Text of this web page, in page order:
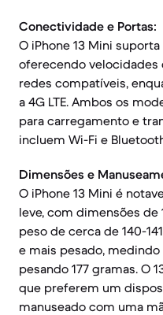
Conectividade e Portas:
O iPhone 13 Mini
oferecendo velocidades
redes compatíveis,
a 4G LTE. Ambos os
para carregamento e
incluem Wi-Fi e
Dimensões e
O iPhone 13 Mini é
leve, com dimensões de
peso de cerca de 140-
e mais pesado, medindo
pesando 177 gramas. O
que preferem um
manuseado com uma